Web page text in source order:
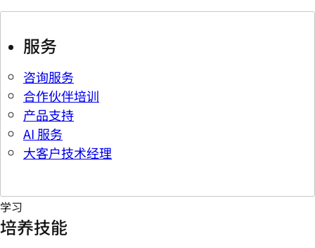
服务
咨询服务
合作伙伴培训
产品支持
AI 服务
大客户技术经理
学习
培养技能